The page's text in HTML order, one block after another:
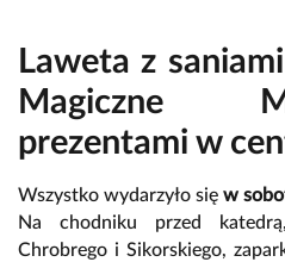
Laweta z
Magiczne
prezentami w
Wszystko wydarzyło się w
Na chodniku przed
Chrobrego i Sikorskiego,